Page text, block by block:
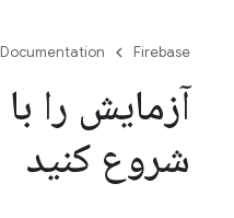
Firebase
Documentation
شروع کنید